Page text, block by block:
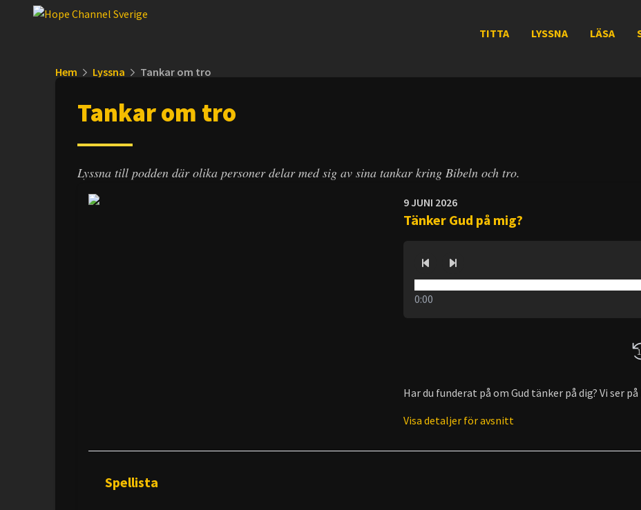
TITTA LYSSNA LÄSA
Hem Lyssna Tankar om tro
Tankar om tro
Lyssna till podden där olika personer delar med sig av sina tankar kring Bibeln och tro.
9 JUNI 2026
Tänker Gud på mig?
0:00
Har du funderat på om Gud tänker på dig? Vi ser
Visa detaljer för avsnitt
Spellista